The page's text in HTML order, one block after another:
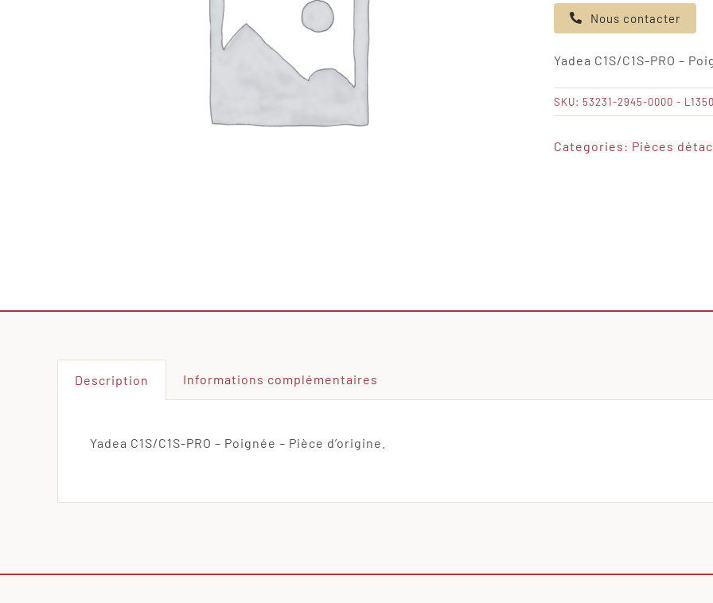
Yadea
PRO
-
Poignée
Nous contacter
Yadea C1S/C1S-PRO –
SKU: 53231-2945-0000 -
Categories: Pièces
Description Informations complémentaires
Yadea C1S/C1S-PRO – Poignée – Pièce d’origine.